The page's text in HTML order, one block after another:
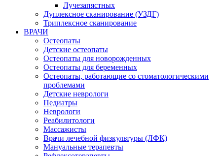
Лучезапястных
Дуплексное сканирование (УЗДГ)
Триплексное сканирование
ВРАЧИ
Остеопаты
Детские остеопаты
Остеопаты для новорожденных
Остеопаты для беременных
Остеопаты, работающие со стоматологическими
проблемами
Детские неврологи
Педиатры
Неврологи
Реабилитологи
Массажисты
Врачи лечебной физкультуры (ЛФК)
Мануальные терапевты